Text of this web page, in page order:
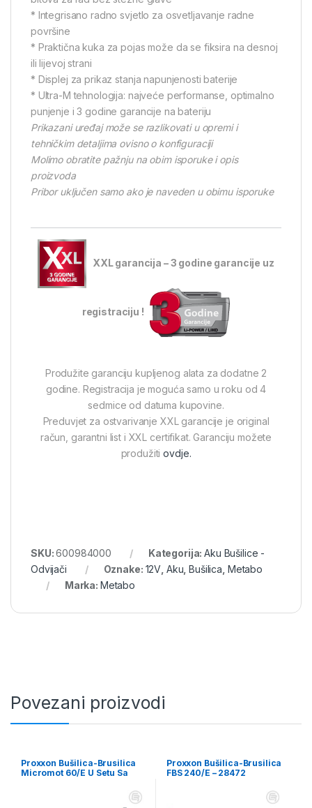
* Integrisano radno svjetlo za osvetljavanje radne
površine
* Praktična kuka za pojas može da se fiksira na desnoj
ili lijevoj strani
* Displej za prikaz stanja napunjenosti baterije
* Ultra-M tehnologija: najveće performanse, optimalno
punjenje i 3 godine garancije na bateriju
Prikazani uređaj može se razlikovati u opremi i
tehničkim detaljima ovisno o konfiguraciji
Molimo obratite pažnju na obim isporuke i opis
proizvoda
Pribor uključen samo ako je naveden u obimu isporuke
XXL garancija – 3 godine garancije uz
registraciju !
Produžite garanciju kupljenog alata za dodatne 2
godine. Registracija je moguća samo u roku od 4
sedmice od datuma kupovine.
Preduvjet za ostvarivanje XXL garancije je original
račun, garantni list i XXL certifikat. Garanciju možete
produžitiovdje.
SKU:600984000 Kategorija:Aku Bušilice -
Odvijači
Oznake: 12V Aku ,Bušilica Metabo
Marka: Metabo
Povezani proizvodi
Proxxon Bušilica-Brusilica
Micromot 60/E U Setu Sa
Proxxon Bušilica-Brusilica
FBS 240/E – 28472